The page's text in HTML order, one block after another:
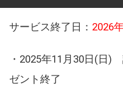
サービス終了日： 2026
・2025年11月30日(日)
ゼント終了